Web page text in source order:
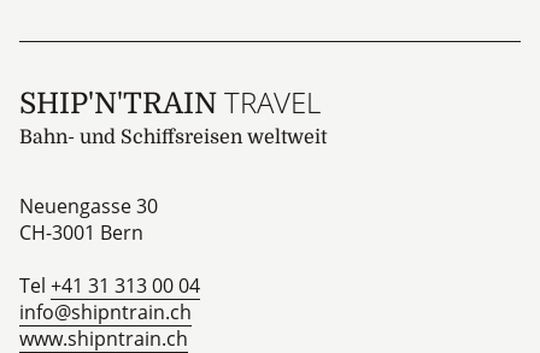
SHIP'N'TRAIN TRAVEL
Bahn- und Schiffsreisen weltweit
Neuengasse 30
CH-3001 Bern
Tel +41 31 313 00 04
info@shipntrain.ch
www.shipntrain.ch